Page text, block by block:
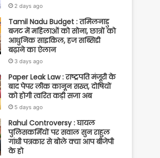
2 days ago
Tamil Nadu Budget : तमिलनाडु
बजट में महिलाओं को सोना, छात्रों को
आधुनिक साइकिल, हज सब्सिडी
बढ़ाने का ऐलान
3 days ago
Paper Leak Law : राष्ट्रपति मंजूरी के
बाद पेपर लीक कानून सख्त, दोषियों
को होगी त्वरित कड़ी सजा अब
5 days ago
Rahul Controversy : घायल
पुलिसकर्मियों पर सवाल सुन राहुल
गांधी पत्रकार से बोले क्या आप बीजेपी
के हो